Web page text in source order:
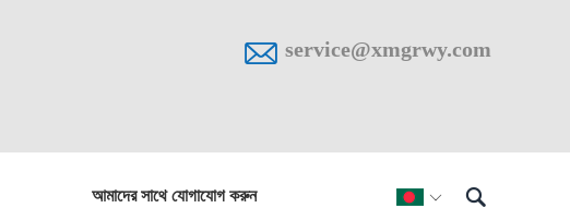
 service@xmgrwy.com
 
আমাদের সাথে যোগাযোগ করুন